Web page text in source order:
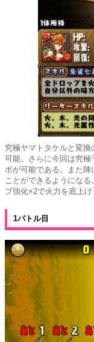
究極ヤマトタケルと変
可能。さらに今回は究
ボが可能である。また
ことができるようにな
プ強化×2で火力を底上げ
1バトル目